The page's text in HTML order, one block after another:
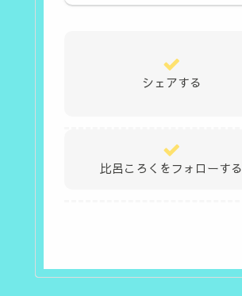
シェアする
比呂ころくをフォローする